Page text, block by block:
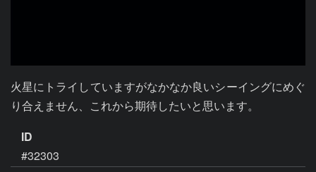
火星にトライしていますがなかなか良いシーイングにめぐ
り合えません、これから期待したいと思います。
ID
#32303